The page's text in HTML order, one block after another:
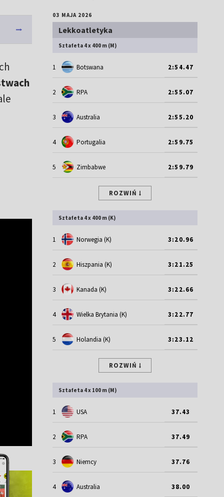
03 MAJA 2026
Lekkoatletyka
Sztafeta 4 x 400 m (M)
1 Botswana 2:54.47
2 RPA 2:55.07
3 Australia 2:55.20
4 Portugalia 2:59.75
5 Zimbabwe 2:59.79
ROZWIŃ
Sztafeta 4 x 400 m (K)
1 Norwegia (K) 3:20.96
2 Hiszpania (K) 3:21.25
3 Kanada (K) 3:22.66
4 Wielka Brytania (K) 3:22.77
5 Holandia (K) 3:23.12
ROZWIŃ
Sztafeta 4 x 100 m (M)
1 USA 37.43
2 RPA 37.49
3 Niemcy 37.76
4 Australia 38.00